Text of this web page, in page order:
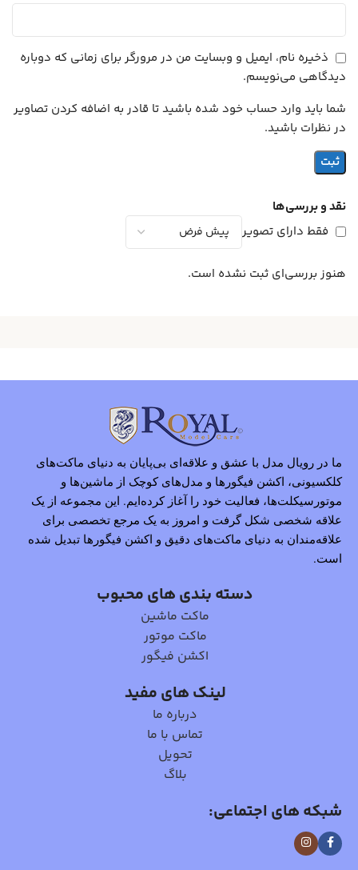
نقد و بررسی‌ها
فقط دارای تصویر
هنوز بررسی‌ای ثبت نشده است.
ذخیره نام، ایمیل و وبسایت من در مرورگر برای زمانی که دوباره
دیدگاهی می‌نویسم.
شما باید وارد حساب خود شده باشید تا قادر به اضافه کردن تصاویر
در نظرات باشید.
ما در رویال مدل با عشق و علاقه‌ای بی‌پایان به دنیای ماکت‌های
کلکسیونی، اکشن فیگورها و مدل‌های کوچک از ماشین‌ها و
موتورسیکلت‌ها، فعالیت خود را آغاز کرده‌ایم. این مجموعه از یک
علاقه شخصی شکل گرفت و امروز به یک مرجع تخصصی برای
علاقه‌مندان به دنیای ماکت‌های دقیق و اکشن فیگورها تبدیل شده
است.
دسته بندی های محبوب
ماکت ماشین
ماکت موتور
اکشن فیگور
لینک های مفید
درباره ما
تماس با ما
تحویل
بلاگ
شبکه های اجتماعی: